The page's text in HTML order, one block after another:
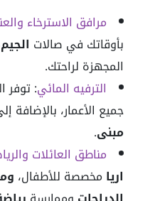
مرافق الاسترخاء
بأوقاتك في صالات الجيم
المجهزة لراحتك.
الترفيه المائي: توفر
جميع الأعمار، بالإضافة
مبنى.
مناطق العائلات
اريا مخصصة للأطفال،